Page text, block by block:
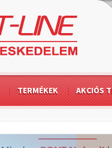
TERMÉKEK AKCIÓS